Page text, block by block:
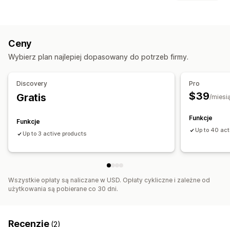
Wirtualna przymierzalnia
Podgląd na żywo Oparte na sztucznej inteligencji
Zdjęcia
Kolor
Ceny
Wybierz plan najlepiej dopasowany do potrzeb firmy.
Discovery
Gratis
Funkcje
Up to 3 active products
Pro
$39/
Funkcje
Up to 40
Wszystkie opłaty są naliczane w USD. Opłaty cykliczne i zależne od
użytkowania są pobierane co 30 dni.
Recenzje (2)